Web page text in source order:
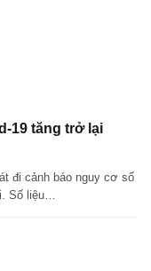
19 tăng trở lại
đi cảnh báo nguy cơ số
Số liệu…